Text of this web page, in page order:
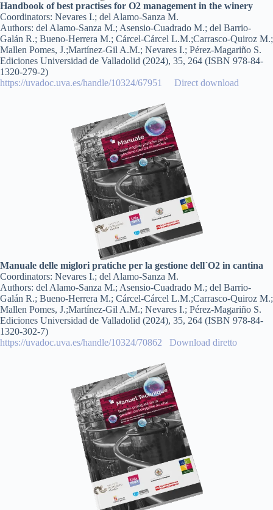
Handbook of best practises for O2 management in the winery
Coordinators: Nevares I.; del Alamo-Sanza M.
Authors: del Alamo-Sanza M.; Asensio-Cuadrado M.; del Barrio-
Galán R.; Bueno-Herrera M.; Cárcel-Cárcel L.M.;Carrasco-Quiroz M.;
Mallen Pomes, J.;Martínez-Gil A.M.; Nevares I.; Pérez-Magariño S.
Ediciones Universidad de Valladolid (2024), 35, 264 (ISBN 978-84-
1320-279-2)
https://uvadoc.uva.es/handle/10324/67951
Direct download
Manuale delle miglori pratiche per la gestione dell´O2 in cantina
Coordinators: Nevares I.; del Alamo-Sanza M.
Authors: del Alamo-Sanza M.; Asensio-Cuadrado M.; del Barrio-
Galán R.; Bueno-Herrera M.; Cárcel-Cárcel L.M.;Carrasco-Quiroz M.;
Mallen Pomes, J.;Martínez-Gil A.M.; Nevares I.; Pérez-Magariño S.
Ediciones Universidad de Valladolid (2024), 35, 264 (ISBN 978-84-
1320-302-7)
https://uvadoc.uva.es/handle/10324/70862
Download diretto